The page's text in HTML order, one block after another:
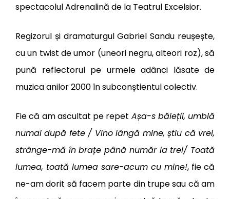
spectacolul Adrenalină de la Teatrul Excelsior.
Regizorul și dramaturgul Gabriel Sandu reușește,
cu un twist de umor (uneori negru, alteori roz), să
pună reflectorul pe urmele adânci lăsate de
muzica anilor 2000 în subconștientul colectiv.
Fie că am ascultat pe repet Așa-s băieții, umblă
numai după fete / Vino lângă mine, știu că vrei,
strânge-mă în brațe până număr la trei/ Toată
lumea, toată lumea sare-acum cu mine!, fie că
ne-am dorit să facem parte din trupe sau că am